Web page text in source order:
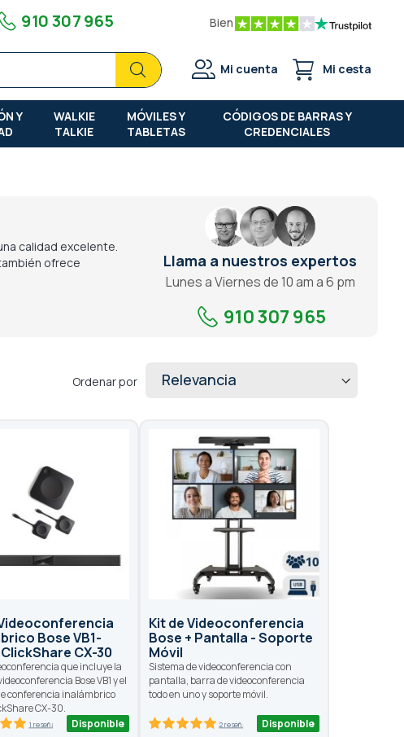
910 307 965 Bien
BuscarBuscar
Mi cuenta Mi cesta
Y
WALKIE
TALKIE
MÓVILES Y
TABLETAS
CÓDIGOS DE BARRAS Y
CREDENCIALES
calidad excelente.
ofrece
Llama a nuestros expertos
Lunes a Viernes de 10 am a 6 pm
910 307 965
Ordenar por
Bose VB1-
CX-30
que incluye la
Bose VB1 y el
conferencia inalámbrico
CX-30.
1 reseñas Disponible
Kit de Videoconferencia
Bose + Pantalla - Soporte
Móvil
Sistema de videoconferencia con
pantalla, barra de videoconferencia
todo en uno y soporte móvil.
2 reseñas Disponible